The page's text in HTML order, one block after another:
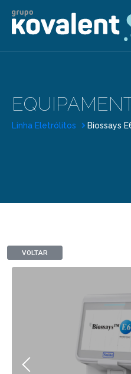
Linha Eletrólitos Biossays
VOLTAR